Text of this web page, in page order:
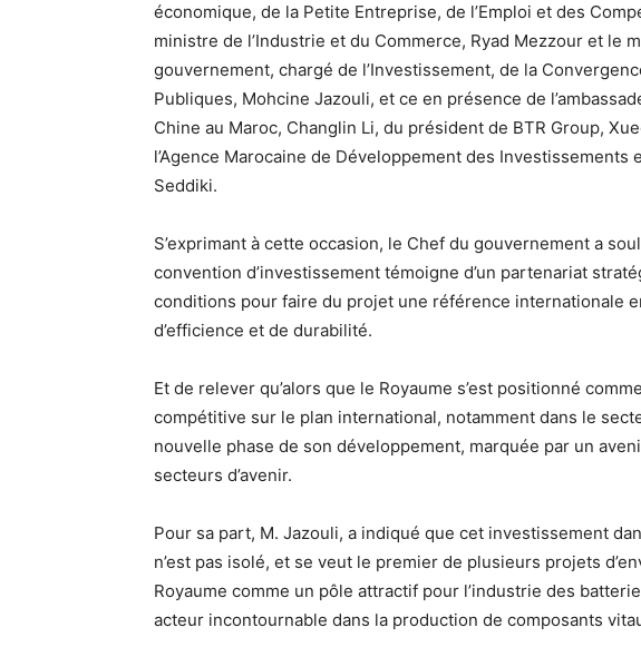
économique, de la Petite Entreprise, de l’Emploi et des
ministre de l’Industrie et du Commerce, Ryad Mezzour et le
gouvernement, chargé de l’Investissement, de la
Publiques, Mohcine Jazouli, et ce en présence de
Chine au Maroc, Changlin Li, du président de BTR Group,
l’Agence Marocaine de Développement des Investissements
Seddiki.
S’exprimant à cette occasion, le Chef du gouvernement a
convention d’investissement témoigne d’un partenariat
conditions pour faire du projet une référence internationale
d’efficience et de durabilité.
Et de relever qu’alors que le Royaume s’est positionné
compétitive sur le plan international, notamment dans le
nouvelle phase de son développement, marquée par un
secteurs d’avenir.
Pour sa part, M. Jazouli, a indiqué que cet investissement
n’est pas isolé, et se veut le premier de plusieurs projets
Royaume comme un pôle attractif pour l’industrie des
acteur incontournable dans la production de composants